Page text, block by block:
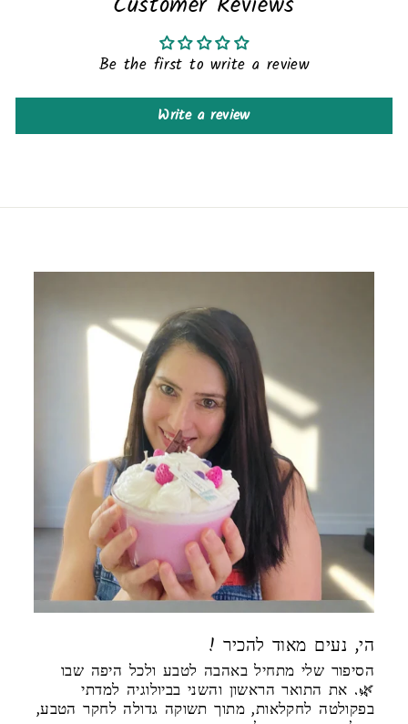
Be the first to write a review
Write a review
! הי, נעים מאוד להכיר
הסיפור שלי מתחיל באהבה לטבע ולכל היפה שבו
🌿. את התואר הראשון והשני בביולוגיה למדתי
בפקולטה לחקלאות, מתוך תשוקה גדולה לחקר הטבע,